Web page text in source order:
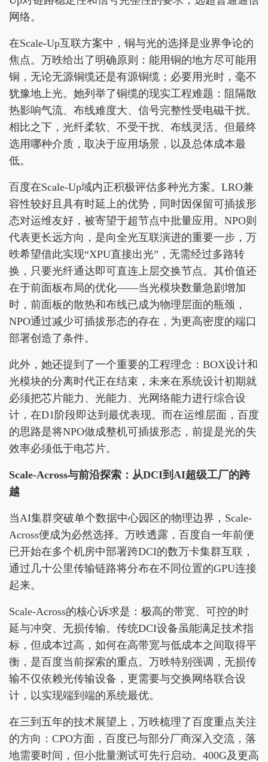
网络。
在Scale-Up互联方案中，铜与光的选择是业界争论的
焦点。万昳给出了明确原则：能用铜的地方尽可能用
铜，无论无源铜缆还是有源铜缆；必要用光时，毫不
犹豫地上光。她列举了铜缆的现实工程难题：阻隔散
热影响气流、布线难度大、信号完整性受电磁干扰。
相比之下，光纤柔软、不受干扰、布线灵活。但最终
选用哪种介质，取决于应用场景，以及总体成本最
低。
百度在Scale-Up域内正积极评估多种光方案。LRO兼
容性较好且具有时延上的优势，同时因保留可插拔形
态对运维友好，被寄望于超节点中批量应用。NPO则
代表更长远方向，是向全光互联演进的重要一步，万
昳希望借此实现“XPU直接出光”，无需经过多路转
换，只要光纤通达即可直连上层交换节点。其价值还
在于前面板布局的优化——当光模块数量急剧增加
时，前面板的散热和布线已成为物理层面的瓶颈，
NPO通过减少可插拔形态的存在，为更高密度的端口
部署创造了条件。
此外，她还提到了一个重要的工程理念：BOX设计和
光模块的分离时代正在结束，未来在系统设计初期就
必须把芯片能力、光能力、光网络能力进行综合设
计，在D1阶段即达到最优表现。而在运维层面，百度
的思路是将NPO做成整机可插拔形态，前提是光的失
效率必须低于电芯片。
Scale-Across与前沿探索：从DCI到AI超级工厂的跨
越
当AI集群突破单个数据中心园区的物理边界，Scale-
Across便成为必然选择。万昳透露，百度自一年前便
已开始在多个机房中部署跨DCI的数万卡集群互联，
通过几十公里传输链路将分布在不同位置的GPU连接
起来。
Scale-Across的核心诉求是：极高的带宽、可控的时
延与冲突、无损传输。传统DCI设备虽能满足技术指
标，但成本过高，如何在高带宽与低成本之间取得平
衡，是百度当前探索的重点。万昳特别强调，无损传
输不仅依赖光传输设备，更需要与交换网络联合设
计，以实现端到端的系统最优。
在三到五年的技术展望上，万昳梳理了百度重点关注
的方向：CPO方面，百度已与部分厂商深入交流，落
地需要时间，但小批量测试可先行启动。400G及更高